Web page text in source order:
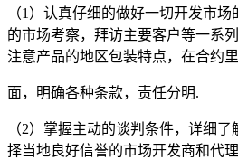
（1）认真仔细的做好一切开发市
的市场考察，拜访主要客户等一系
注意产品的地区包装特点，在合约里
面，明确各种条款，责任分明.
（2）掌握主动的谈判条件，详细
择当地良好信誉的市场开发商和代